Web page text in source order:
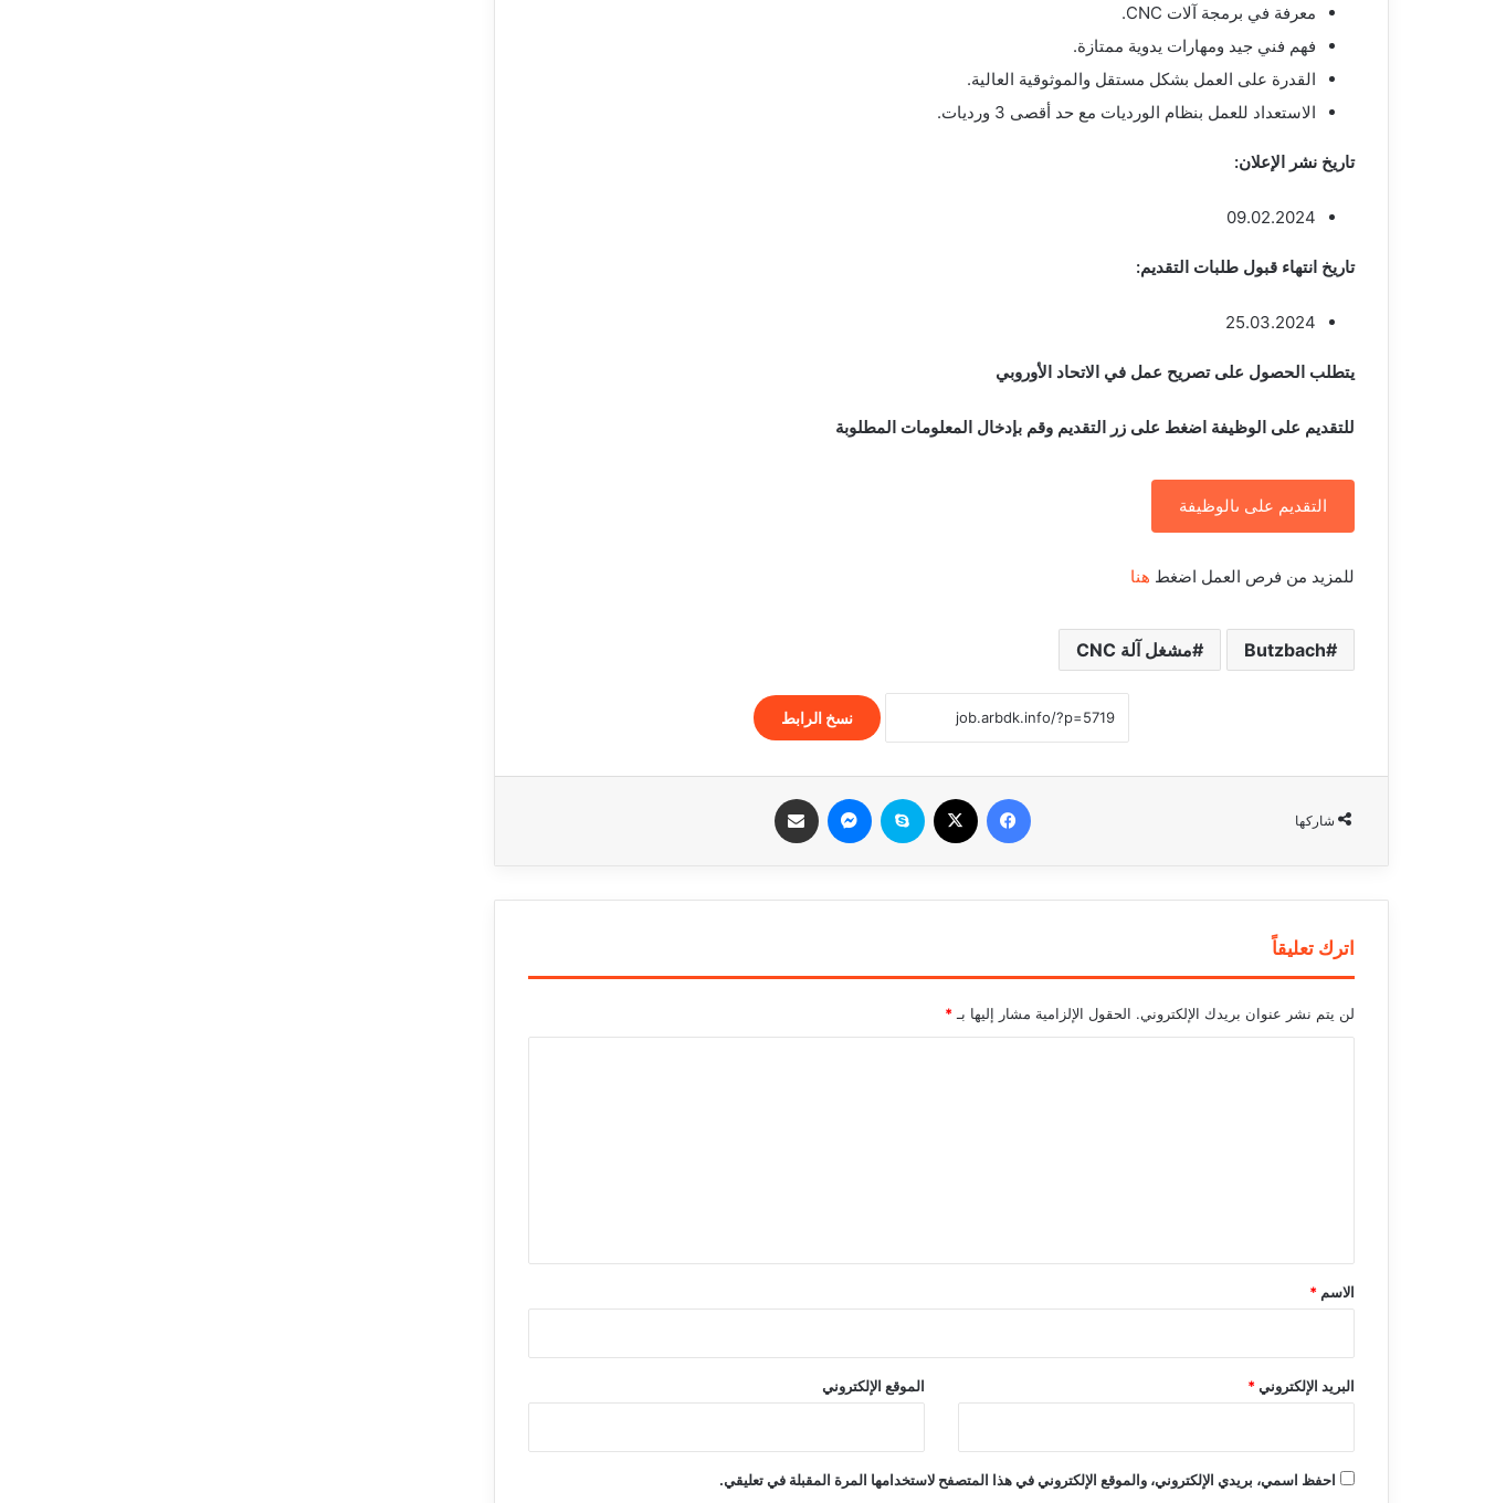
معرفة في برمجة آلات CNC.
فهم فني جيد ومهارات يدوية ممتازة.
القدرة على العمل بشكل مستقل والموثوقية العالية.
الاستعداد للعمل بنظام الورديات مع حد أقصى 3 ورديات.
تاريخ نشر الإعلان:
09.02.2024
تاريخ انتهاء قبول طلبات التقديم:
25.03.2024
يتطلب الحصول على تصريح عمل في الاتحاد الأوروبي
للتقديم على الوظيفة اضغط على زر التقديم وقم بإدخال المعلومات المطلوبة
التقديم على ىالوظيفة
للمزيد من فرص العمل اضغط هنا
Butzbach مشغل آلة CNC
نسخ الرابط
شاركها
اترك تعليقاً
لن يتم نشر عنوان بريدك الإلكتروني. الحقول الإلزامية مشار إليها بـ *
*
الاسم *
البريد الإلكتروني* الموقع الإلكتروني
احفظ اسمي، بريدي الإلكتروني، والموقع الإلكتروني في هذا المتصفح لاستخدامها المرة المقبلة في تعليقي.